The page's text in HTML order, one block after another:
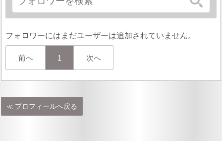
フォロワーにはまだユーザーは追加されていません。
前へ 1 次へ
プロフィールへ戻る